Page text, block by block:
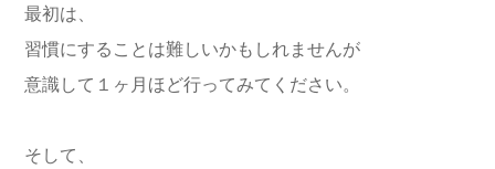
最初は、
習慣にすることは難しいかもしれませんが
意識して１ヶ月ほど行ってみてください。
そして、